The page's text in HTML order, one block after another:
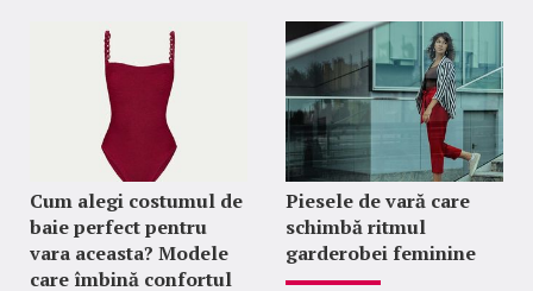
Cum alegi costumul de
baie perfect pentru
vara aceasta? Modele
care îmbină confortul
Piesele de vară care
schimbă ritmul
garderobei feminine